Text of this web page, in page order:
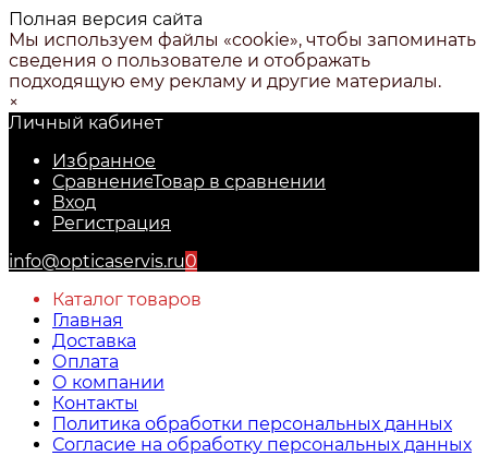
Полная версия сайта
Мы используем файлы «cookie», чтобы запоминать
сведения о пользователе и отображать
подходящую ему рекламу и другие материалы.
×
Личный кабинет
Избранное
СравнениеТовар в сравнении
Вход
Регистрация
info@opticaservis.ru0
Каталог товаров
Главная
Доставка
Оплата
О компании
Контакты
Политика обработки персональных данных
Согласие на обработку персональных данных